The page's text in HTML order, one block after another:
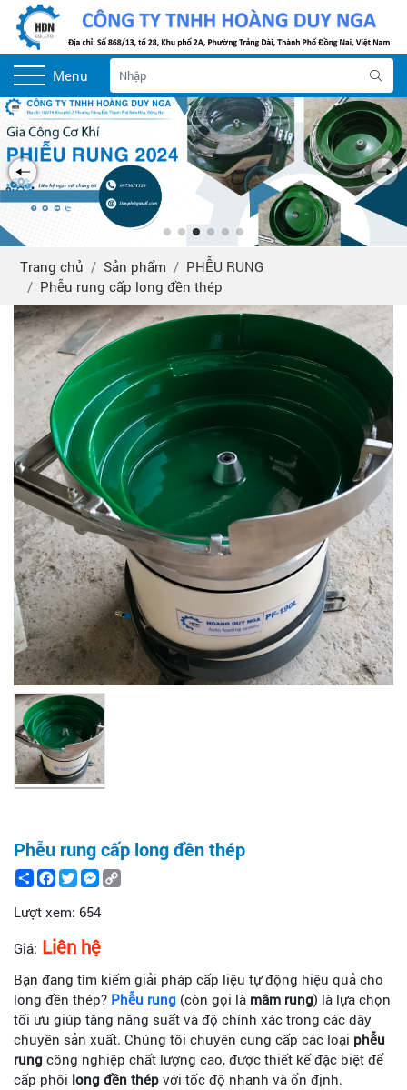
Menu
Trang chủ Sản phẩm
PHỄU RUNG
Phễu rung cấp long đền thép
Phễu rung cấp long đền thép
ShareFacebook
TwitterMessenger
Lượt xem: 654
Giá: Liên hệ
Bạn đang tìm kiếm giải pháp cấp liệu tự động hiệu quả cho
long đền thép? Phễu rung (còn gọi là mâm rung) là lựa chọn
tối ưu giúp tăng năng suất và độ chính xác trong các dây
chuyền sản xuất. Chúng tôi chuyên cung cấp các loại phễu
rung công nghiệp chất lượng cao, được thiết kế đặc biệt để
cấp phôi long đền thép với tốc độ nhanh và ổn định.